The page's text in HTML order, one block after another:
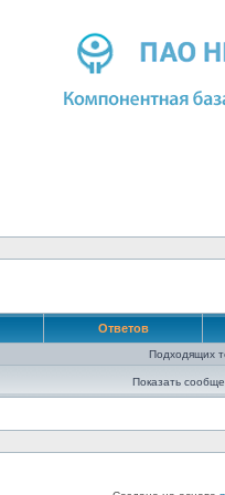
Ответов
Подходящих
Показать